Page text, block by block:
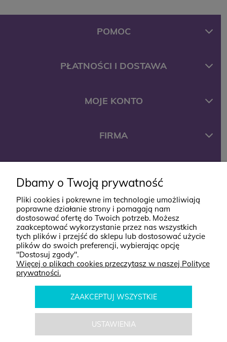
POMOC
PŁATNOŚCI I DOSTAWA
MOJE KONTO
FIRMA
ul. Jana Styki 12
64-920 Piła
kontakt@babyboutik.pl
795 574 638
POKAŻ PEŁNĄ WERSJĘ STRONY
© BabyBoutik. Wszelkie Prawa Zastrzeżone.Sklep internetowy Shoper.pl
Dbamy o Twoją prywatność
Pliki cookies i pokrewne im technologie umożliwiają
poprawne działanie strony i pomagają nam
dostosować ofertę do Twoich potrzeb. Możesz
zaakceptować wykorzystanie przez nas wszystkich
tych plików i przejść do sklepu lub dostosować użycie
plików do swoich preferencji, wybierając opcję
"Dostosuj zgody".
Więcej o plikach cookies przeczytasz w naszej Polityce
prywatności.
ZAAKCEPTUJ WSZYSTKIE
USTAWIENIA